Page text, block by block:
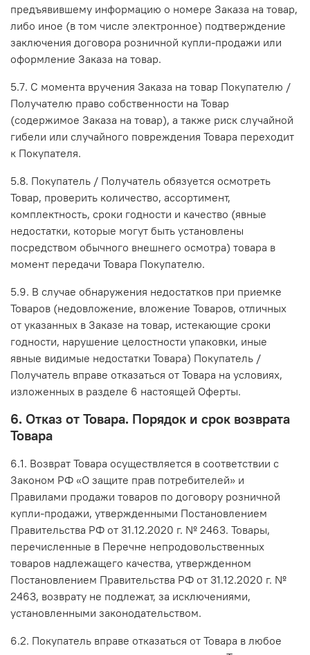
предъявившему информацию о номере Заказа на товар,
либо иное (в том числе электронное) подтверждение
заключения договора розничной купли-продажи или
оформление Заказа на товар.
5.7. С момента вручения Заказа на товар Покупателю /
Получателю право собственности на Товар
(содержимое Заказа на товар), а также риск случайной
гибели или случайного повреждения Товара переходит
к Покупателя.
5.8. Покупатель / Получатель обязуется осмотреть
Товар, проверить количество, ассортимент,
комплектность, сроки годности и качество (явные
недостатки, которые могут быть установлены
посредством обычного внешнего осмотра) товара в
момент передачи Товара Покупателю.
5.9. В случае обнаружения недостатков при приемке
Товаров (недовложение, вложение Товаров, отличных
от указанных в Заказе на товар, истекающие сроки
годности, нарушение целостности упаковки, иные
явные видимые недостатки Товара) Покупатель /
Получатель вправе отказаться от Товара на условиях,
изложенных в разделе 6 настоящей Оферты.
6. Отказ от Товара. Порядок и срок возврата
Товара
6.1. Возврат Товара осуществляется в соответствии с
Законом РФ «О защите прав потребителей» и
Правилами продажи товаров по договору розничной
купли-продажи, утвержденными Постановлением
Правительства РФ от 31.12.2020 г. № 2463. Товары,
перечисленные в Перечне непродовольственных
товаров надлежащего качества, утвержденном
Постановлением Правительства РФ от 31.12.2020 г. №
2463, возврату не подлежат, за исключениями,
установленными законодательством.
6.2. Покупатель вправе отказаться от Товара в любое